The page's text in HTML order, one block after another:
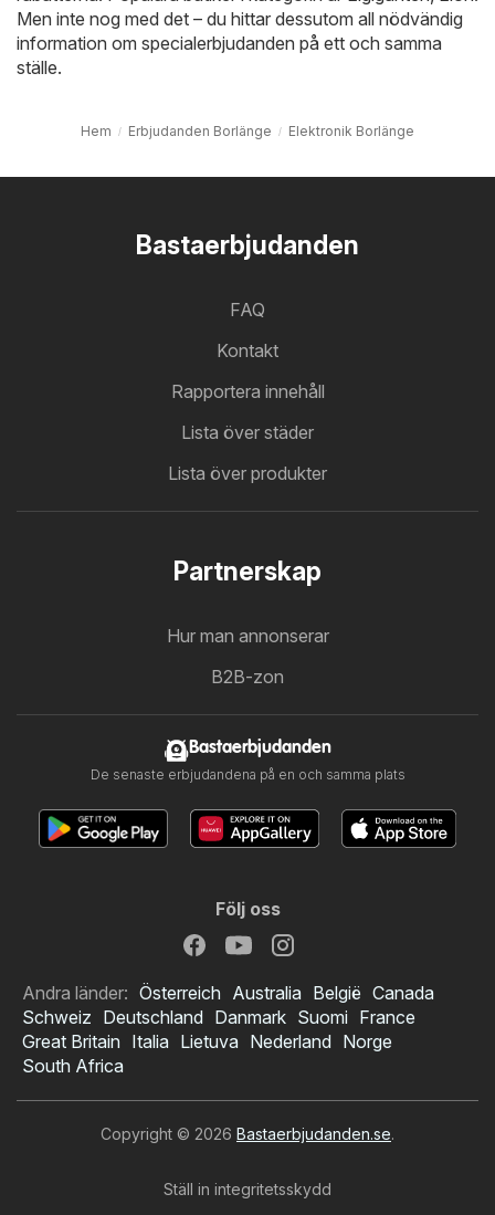
Men inte nog med det – du hittar dessutom all nödvändig
information om specialerbjudanden på ett och samma
ställe.
Hem Erbjudanden Borlänge Elektronik Borlänge
Bastaerbjudanden
FAQ
Kontakt
Rapportera innehåll
Lista över städer
Lista över produkter
Partnerskap
Hur man annonserar
B2B-zon
Bastaerbjudanden
De senaste erbjudandena på en och samma plats
Följ oss
Andra länder: Österreich Australia België Canada
Schweiz Deutschland Danmark Suomi France
Great Britain Italia Lietuva Nederland Norge
South Africa
Copyright © 2026 Bastaerbjudanden.se.
Ställ in integritetsskydd